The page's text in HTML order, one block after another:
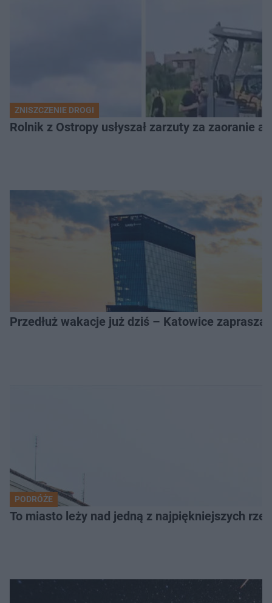
ZNISZCZENIE DROGI
Rolnik z Ostropy usłyszał zarzuty za zaoranie
Przedłuż wakacje już dziś – Katowice
PODRÓŻE
To miasto leży nad jedną z najpiękniejszych